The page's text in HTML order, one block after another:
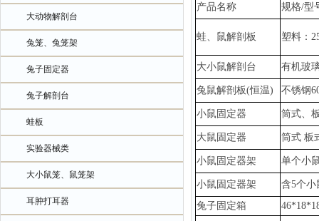
大动物解剖台
兔笼、兔笼架
兔子固定器
兔子解剖台
蛙板
实验器械类
大小鼠笼、鼠笼架
耳肿打耳器
产品名称 规格/型
蛙、鼠解剖板 塑料：
大小鼠解剖台 有机玻
兔鼠解剖板(恒温) 不锈钢
小鼠固定器 筒式、
大鼠固定器 筒式 板
小鼠固定器架 单个小
小鼠固定器架 含5个小
兔子固定箱